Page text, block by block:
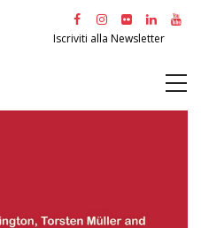
Iscriviti alla Newsletter